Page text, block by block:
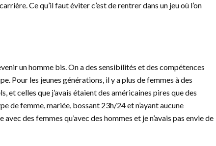
Ce qu’il faut éviter c’est de rentrer dans un jeu où l’on
un homme bis. On a des sensibilités et des compétences
Pour les jeunes générations, il y a plus de femmes à des
et celles que j’avais étaient des américaines pires que des
de femme, mariée, bossant 23h/24 et n’ayant aucune
des femmes qu’avec des hommes et je n’avais pas envie de